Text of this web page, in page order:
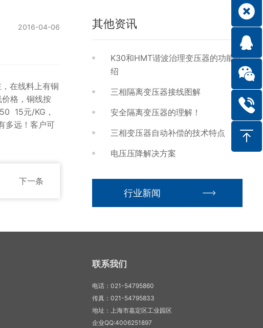
2016-04-06
在线料上有铜
格，铜线按
15元/KG，
多远！客户可
下一条
其他资讯
K30和HMT谐波治理变压器的功能介
绍
三相隔离变压器接线图解
安全隔离变压器的理解！
三相变压器自动补偿的技术特点
电压压降解决方案
行业新闻
联系我们
电话：021-54795860
传真：021-54795833
地址：上海市嘉定区工业园区
企业QQ:4006251897